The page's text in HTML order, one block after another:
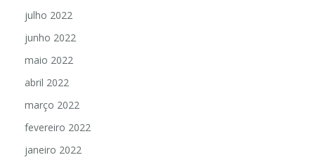
julho 2022
junho 2022
maio 2022
abril 2022
março 2022
fevereiro 2022
janeiro 2022